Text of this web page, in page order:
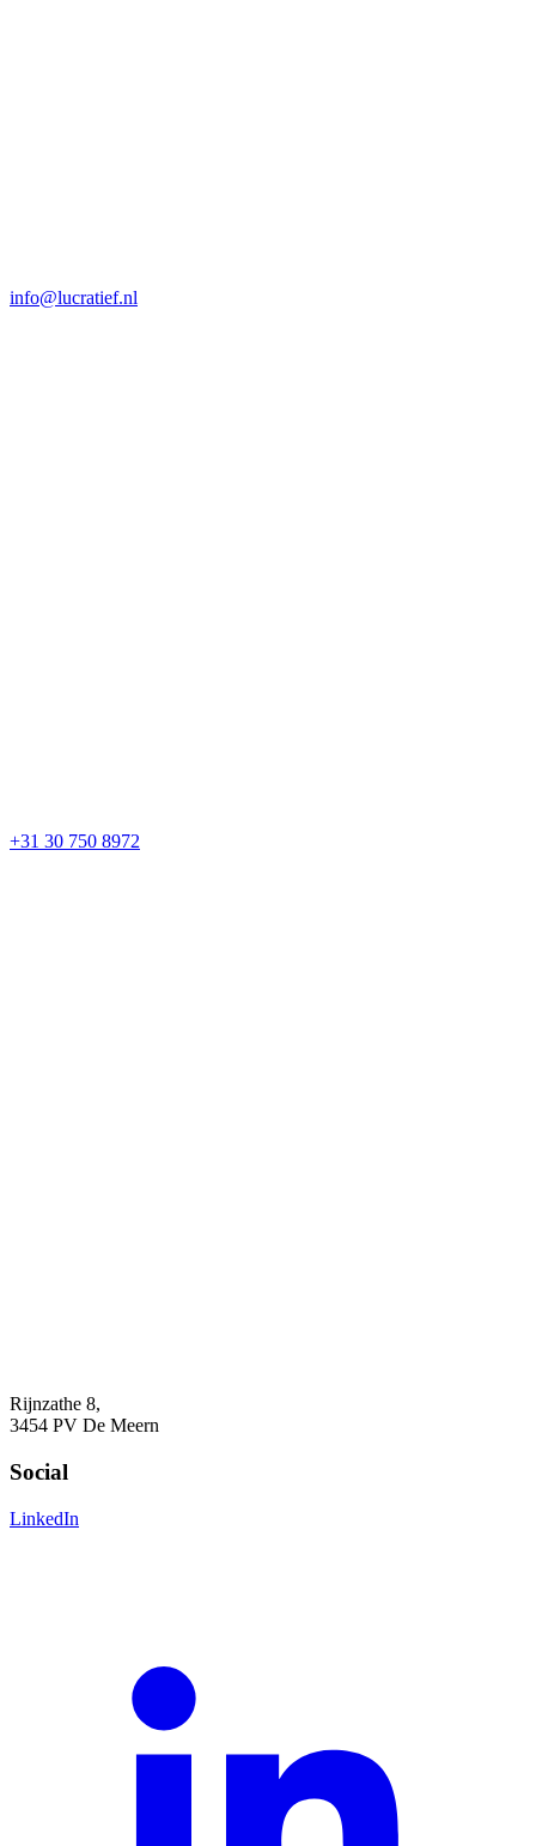
info@lucratief.nl
+31 30 750 8972
Rijnzathe 8,
3454 PV De Meern
Social
LinkedIn